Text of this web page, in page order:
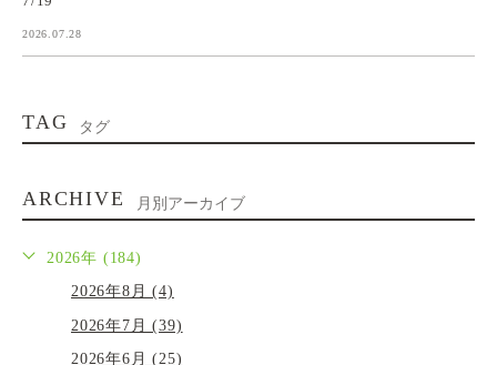
2026.07.28
TAG タグ
ARCHIVE 月別アーカイブ
2026年 (184)
2026年8月 (4)
2026年7月 (39)
2026年6月 (25)